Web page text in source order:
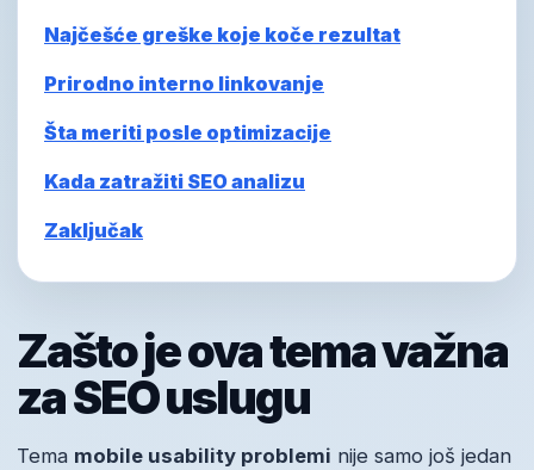
Najčešće greške koje koče rezultat
Prirodno interno linkovanje
Šta meriti posle optimizacije
Kada zatražiti SEO analizu
Zaključak
Zašto je ova tema važna
za SEO uslugu
Tema mobile usability problemi nije samo još jedan